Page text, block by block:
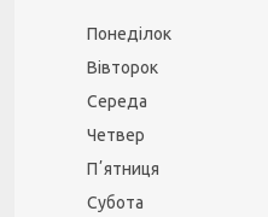
Понеділок
Вівторок
Середа
Четвер
Пʼятниця
Субота